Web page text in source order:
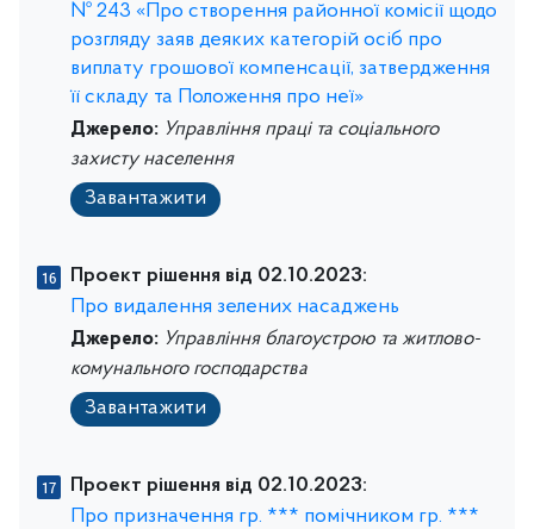
№ 243 «Про створення районної комісії щодо
розгляду заяв деяких категорій осіб про
виплату грошової компенсації, затвердження
її складу та Положення про неї»
Джерело: Управління праці та соціального
захисту населення
Завантажити
Проект рішення від 02.10.2023:
Про видалення зелених насаджень
Джерело: Управління благоустрою та житлово-
комунального господарства
Завантажити
Проект рішення від 02.10.2023:
Про призначення гр. *** помічником гр. ***